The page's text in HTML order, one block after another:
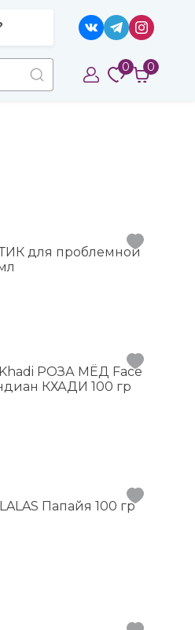
0 0
для проблемной
РОЗА МЁД Face
КХАДИ 100 гр
Папайя 100 гр